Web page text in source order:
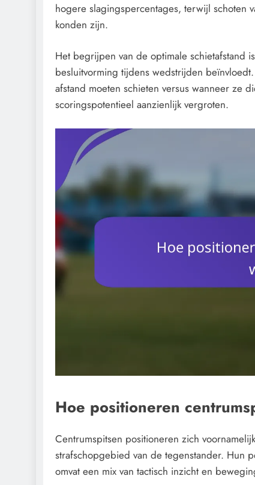
hogere slagingspercentages, terwijl schoten
konden zijn.
Het begrijpen van de optimale schietafstand
besluitvorming tijdens wedstrijden
afstand moeten schieten versus wanneer ze
scoringspotentieel aanzienlijk vergroten.
Hoe positioneren
Centrumspitsen positioneren zich
strafschopgebied van de tegenstander. Hun
omvat een mix van tactisch inzicht en